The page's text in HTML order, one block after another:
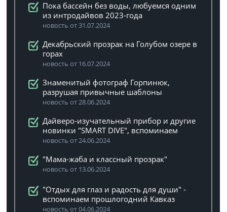
Пока бассейн без воды, любуемся одним
из интродайвов 2023-года
новость от 31.07.2024
Декабрьский прозрак на Голубом озере в
горах
новость от 16.07.2024
Знаменитый фотограф Горпинюк,
разрушая привычные шаблоны
новость от 28.06.2024
Дайверо-изучательный прибор и другие
новинки "SMART DIVE", вспоминаем
новость от 24.06.2024
"Мама-жаба и классный прозрак"
новость от 13.06.2024
"Отдых для глаз и радость для души" -
вспоминаем прошлогодний Кавказ
новость от 04.06.2024